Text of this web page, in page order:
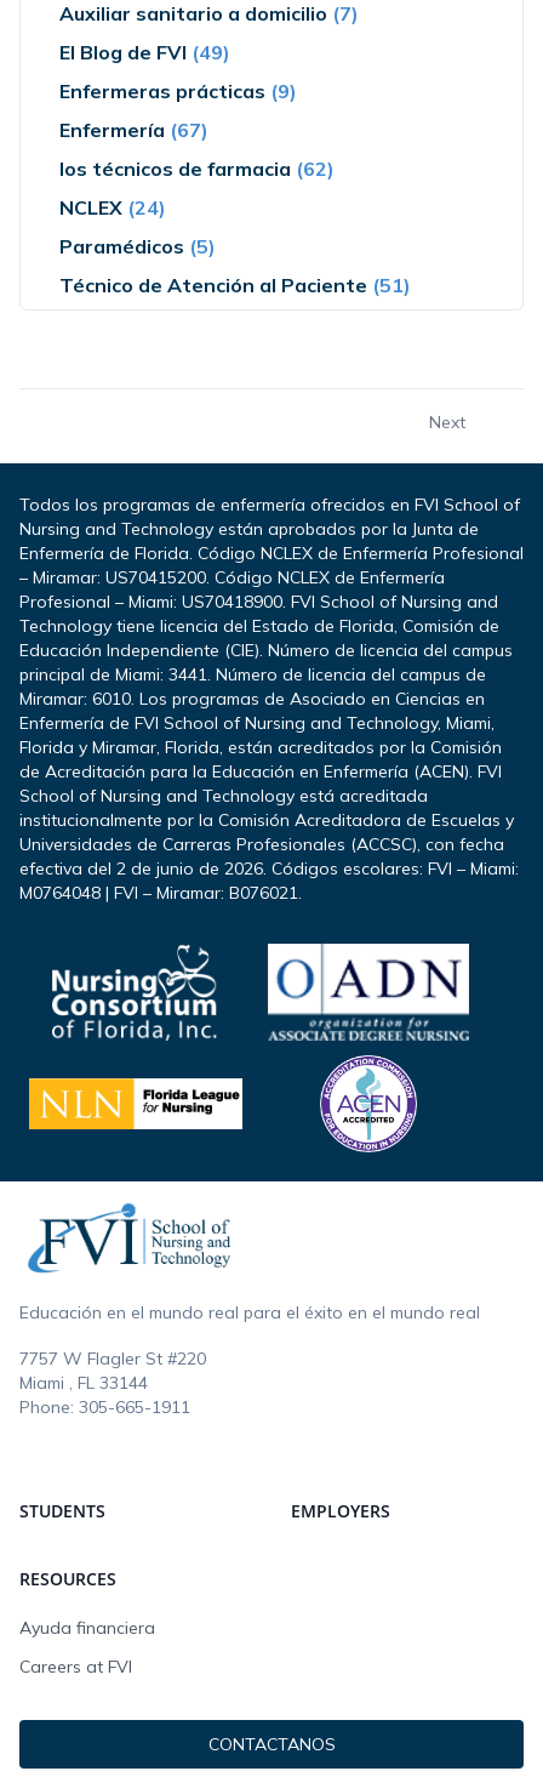
Auxiliar sanitario a domicilio (7)
El Blog de FVI (49)
Enfermeras prácticas (9)
Enfermería (67)
los técnicos de farmacia (62)
NCLEX (24)
Paramédicos (5)
Técnico de Atención al Paciente (51)
Next
Todos los programas de enfermería ofrecidos en FVI School of
Nursing and Technology están aprobados por la Junta de
Enfermería de Florida. Código NCLEX de Enfermería Profesional
– Miramar: US70415200. Código NCLEX de Enfermería
Profesional – Miami: US70418900. FVI School of Nursing and
Technology tiene licencia del Estado de Florida, Comisión de
Educación Independiente (CIE). Número de licencia del campus
principal de Miami: 3441. Número de licencia del campus de
Miramar: 6010. Los programas de Asociado en Ciencias en
Enfermería de FVI School of Nursing and Technology, Miami,
Florida y Miramar, Florida, están acreditados por la Comisión
de Acreditación para la Educación en Enfermería (ACEN). FVI
School of Nursing and Technology está acreditada
institucionalmente por la Comisión Acreditadora de Escuelas y
Universidades de Carreras Profesionales (ACCSC), con fecha
efectiva del 2 de junio de 2026. Códigos escolares: FVI – Miami:
M0764048 | FVI – Miramar: B076021.
Educación en el mundo real para el éxito en el mundo real
7757 W Flagler St #220
Miami , FL 33144
Phone: 305-665-1911
STUDENTS EMPLOYERS
RESOURCES
Ayuda financiera
Careers at FVI
CONTACTANOS